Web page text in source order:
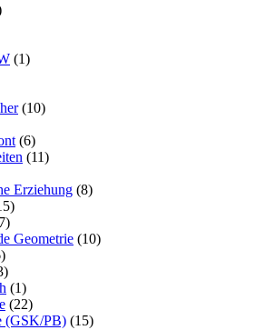
(1)
(10)
(6)
(11)
Erziehung (8)
Geometrie (10)
(1)
(22)
(GSK/PB) (15)